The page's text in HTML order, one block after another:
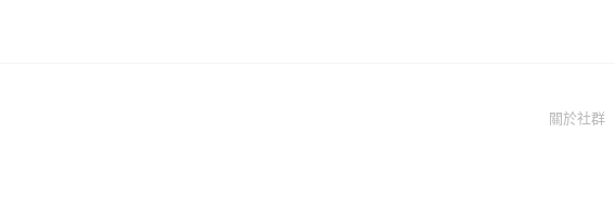
關於社群